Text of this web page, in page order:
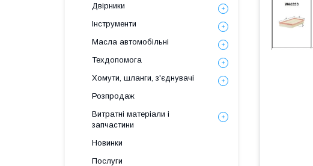
Двірники
Інструменти
Масла автомобільні
Техдопомога
Хомути, шланги, з'єднувачі
Розпродаж
Витратні матеріали і
запчастини
Новинки
Послуги